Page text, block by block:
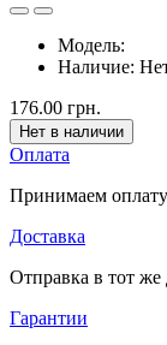
Модель:
Наличие:
176.00 грн.
Нет в наличии
Оплата
Принимаем
Доставка
Отправка в тот же
Гарантии